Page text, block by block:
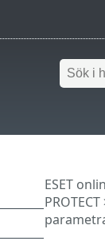
ESET
PROTECT